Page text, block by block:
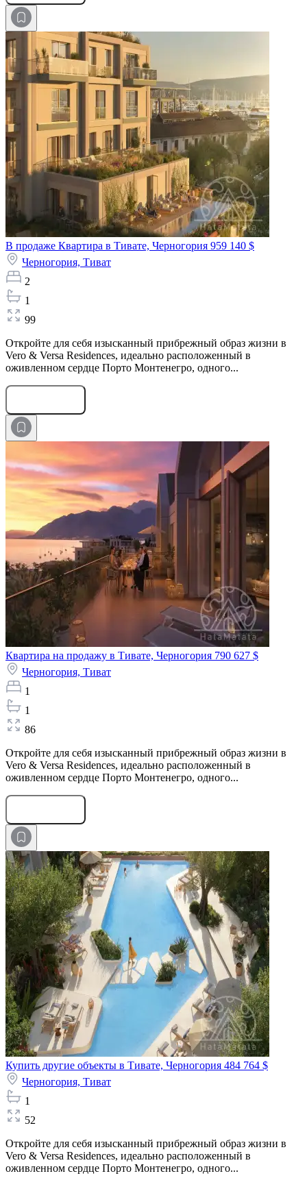
В продаже Квартира в Тивате, Черногория 959 140 $
Черногория, Тиват
2
1
99
Откройте для себя изысканный прибрежный образ жизни в
Vero & Versa Residences, идеально расположенный в
оживленном сердце Порто Монтенегро, одного...
Квартира на продажу в Тивате, Черногория 790 627 $
Черногория, Тиват
1
1
86
Откройте для себя изысканный прибрежный образ жизни в
Vero & Versa Residences, идеально расположенный в
оживленном сердце Порто Монтенегро, одного...
Купить другие объекты в Тивате, Черногория 484 764 $
Черногория, Тиват
1
52
Откройте для себя изысканный прибрежный образ жизни в
Vero & Versa Residences, идеально расположенный в
оживленном сердце Порто Монтенегро, одного...